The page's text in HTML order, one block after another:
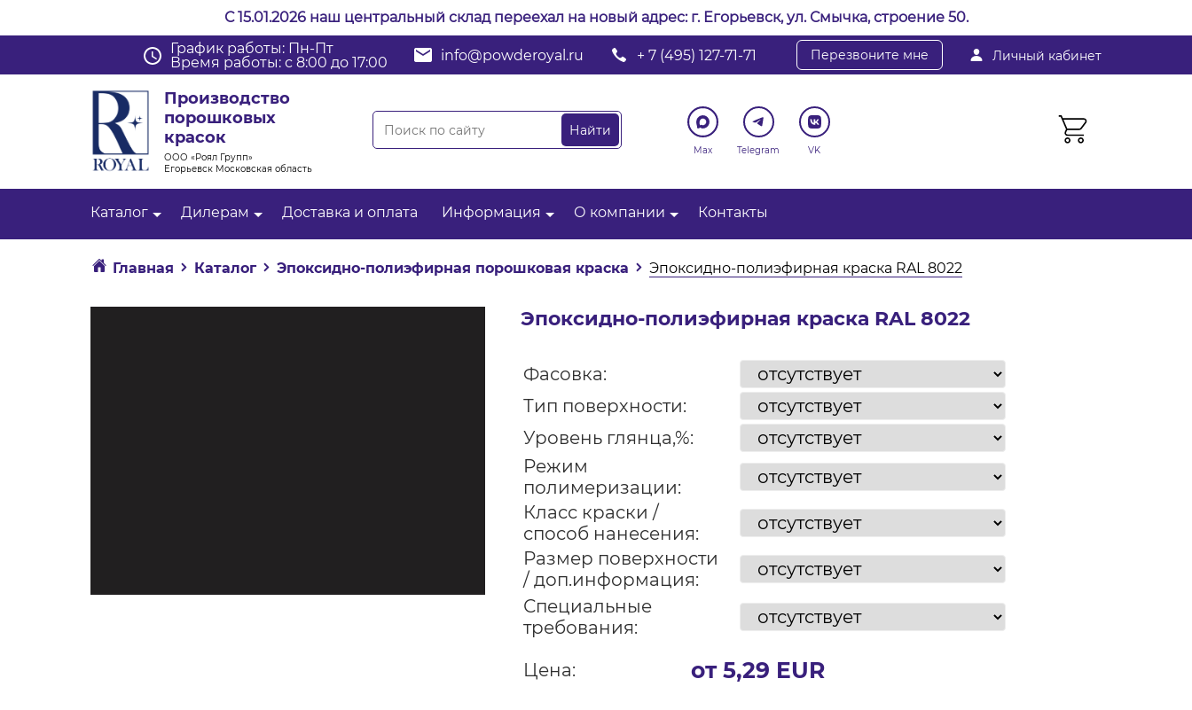
С 15.01.2026 наш центральный склад переехал на новый адрес: г. Егорьевск, ул. Смычка, строение 50.
Личный кабинет
График работы: Пн-Пт
Время работы: с 8:00 до 17:00
info@powderoyal.ru + 7 (495) 127-71-71 Перезвоните мне
Производство
порошковых
красок
ООО «Роял Групп»
Егорьевск Московская область
Max Telegram VK
Каталог Дилерам Доставка и оплата Информация О компании Контакты
Главная Каталог Эпоксидно-полиэфирная порошковая краска Эпоксидно-полиэфирная краска RAL 8022
Эпоксидно-полиэфирная краска RAL 8022
Фасовка:
Тип поверхности:
Уровень глянца,%:
Режим
полимеризации:
Класс краски /
способ нанесения:
Размер поверхности
/ доп.информация:
Специальные
требования:
Цена:
от 5,29 EUR